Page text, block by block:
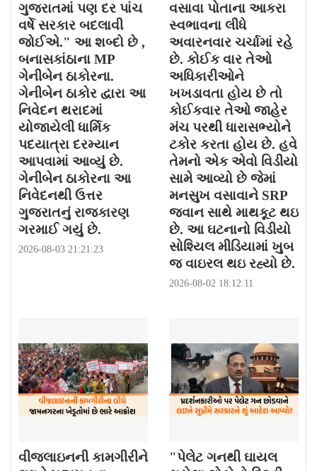
ગુજરાતમાં પણ દર પાંચ
વર્ષે સરકાર બદલાવી
જોઈએ." આ શબ્દો છે ,
બનાસકાંઠાના MP
ગેનીબેન ઠાકોરના.
ગેનીબેન ઠાકોર દ્વારા આ
નિવેદન થરાદમાં
યોજાયેલી ધાર્મિક
પદયાત્રા દરમ્યાન
આપવામાં આવ્યું છે.
ગેનીબેન ઠાકોરના આ
નિવેદનથી ઉત્તર
ગુજરાતનું રાજકારણ
ગરમાઈ ગયું છે.
2026-08-03 21:21:23
વસાવા પોતાના આકરા
સ્વભાવના લીધે
અવારનવાર ચર્ચામાં રહે
છે. કોઈક વાર તેઓ
અધિકારીઓને
ખખડાવતા હોય છે તો
કોઈકવાર તેઓ જાહેર
મંચ પરથી ધારાસભ્યોને
ટકોર કરતા હોય છે. હવે
તેમનો એક એવો વિડીયો
સામે આવ્યો છે જેમાં
મનસુખ વસાવાને SRP
જવાન સાથે માથકૂટ થઇ
છે. આ ઘટનાનો વિડીયો
સોશ્યિલ મીડિયામાં ખુબ
જ વાઇરલ થઇ રહ્યો છે.
2026-08-02 18:12:11
વીજલાઇનની કામગીરીને
"પેલેટ ગનથી ઘાયલ